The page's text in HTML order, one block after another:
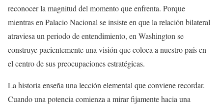
reconocer la magnitud del momento que enfrenta. Porque
mientras en Palacio Nacional se insiste en que la relación bilateral
atraviesa un periodo de entendimiento, en Washington se
construye pacientemente una visión que coloca a nuestro país en
el centro de sus preocupaciones estratégicas.
La historia enseña una lección elemental que conviene recordar.
Cuando una potencia comienza a mirar fijamente hacia una